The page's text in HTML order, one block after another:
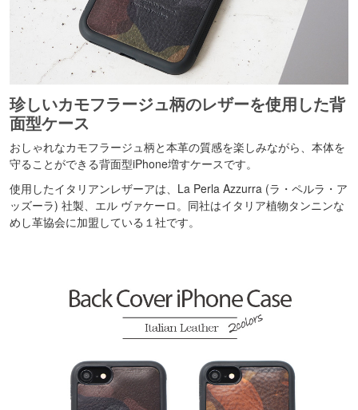
珍しいカモフラージュ柄のレザーを使用した背
面型ケース
おしゃれなカモフラージュ柄と本革の質感を楽しみながら、本体を
守ることができる背面型iPhone増すケースです。
使用したイタリアンレザーアは、La Perla Azzurra (ラ・ペルラ・ア
ッズーラ) 社製、エル ヴァケーロ。同社はイタリア植物タンニンな
めし革協会に加盟している１社です。